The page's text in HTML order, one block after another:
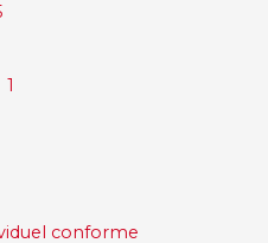
1
conforme